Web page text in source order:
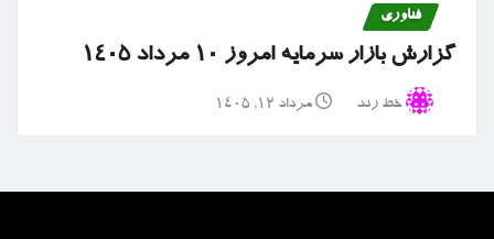
فناوری
گزارش بازار سرمایه امروز ۱۰ مرداد ۱۴۰۵
خط رند مرداد ۱۲, ۱۴۰۵